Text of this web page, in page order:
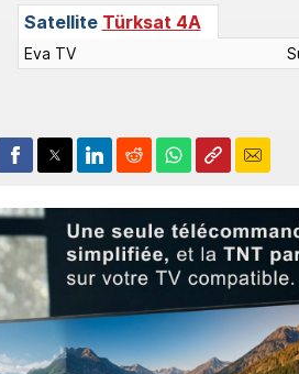
Satellite Türksat 4A
Eva TV